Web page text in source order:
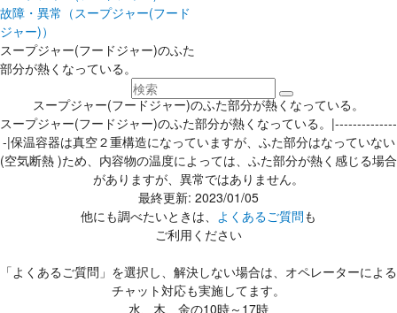
故障・異常（スープジャー(フード
ジャー)）
スープジャー(フードジャー)のふた
部分が熱くなっている。
スープジャー(フードジャー)のふた部分が熱くなっている。
スープジャー(フードジャー)のふた部分が熱くなっている。|--------------
-|保温容器は真空２重構造になっていますが、ふた部分はなっていない
(空気断熱 )ため、内容物の温度によっては、ふた部分が熱く感じる場合
がありますが、異常ではありません。
最終更新: 2023/01/05
他にも調べたいときは、 よくあるご質問も
ご利用ください
「よくあるご質問」を選択し、解決しない場合は、オペレーターによる
チャット対応も実施してます。
水、木、金の10時～17時